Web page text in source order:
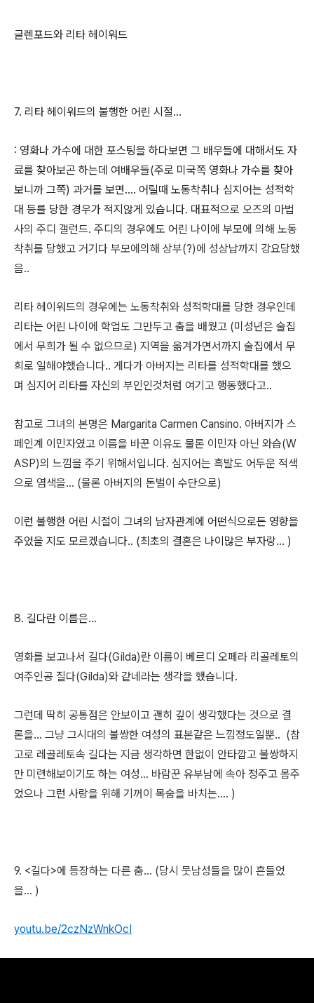
글렌포드와 리타 헤이워드
7. 리타 헤이워드의 불행한 어린 시절...
: 영화나 가수에 대한 포스팅을 하다보면 그 배우들에 대해서도 자
료를 찾아보곤 하는데 여배우들(주로 미국쪽 영화나 가수를 찾아
보니까 그쪽) 과거를 보면.... 어릴때 노동착취나 심지어는 성적학
대 등를 당한 경우가 적지않게 있습니다. 대표적으로 오즈의 마법
사의 주디 갤런드. 주디의 경우에도 어린 나이에 부모에 의해 노동
착취를 당했고 거기다 부모에의해 상부(?)에 성상납까지 강요당했
음..
리타 헤이워드의 경우에는 노동착취와 성적학대를 당한 경우인데
리타는 어린 나이에 학업도 그만두고 춤을 배웠고 (미성년은 술집
에서 무희가 될 수 없으므로) 지역을 옮겨가면서까지 술집에서 무
희로 일해야했습니다.. 게다가 아버지는 리타를 성적학대를 했으
며 심지어 리타를 자신의 부인인것처럼 여기고 행동했다고..
참고로 그녀의 본명은 Margarita Carmen Cansino. 아버지가 스
페인계 이민자였고 이름을 바꾼 이유도 물론 이민자 아닌 와습(W
ASP)의 느낌을 주기 위해서입니다. 심지어는 흑발도 어두운 적색
으로 염색을... (물론 아버지의 돈벌이 수단으로)
이런 불행한 어린 시절이 그녀의 남자관계에 어떤식으로든 영향을
주었을 지도 모르겠습니다.. (최초의 결혼은 나이많은 부자랑... )
8. 길다란 이름은...
영화를 보고나서 길다(Gilda)란 이름이 베르디 오페라 리골레토의
여주인공 질다(Gilda)와 같네라는 생각을 했습니다.
그런데 딱히 공통점은 안보이고 괜히 깊이 생각했다는 것으로 결
론을... 그냥 그시대의 불쌍한 여성의 표본같은 느낌정도일뿐.. (참
고로 레골레토속 길다는 지금 생각하면 한없이 안타깝고 불쌍하지
만 미련해보이기도 하는 여성... 바람꾼 유부남에 속아 정주고 몸주
었으나 그런 사랑을 위해 기꺼이 목숨을 바치는.... )
9. <길다>에 등장하는 다른 춤... (당시 뭇남성들을 많이 흔들었
을... )
youtu.be/2czNzWnkOcI